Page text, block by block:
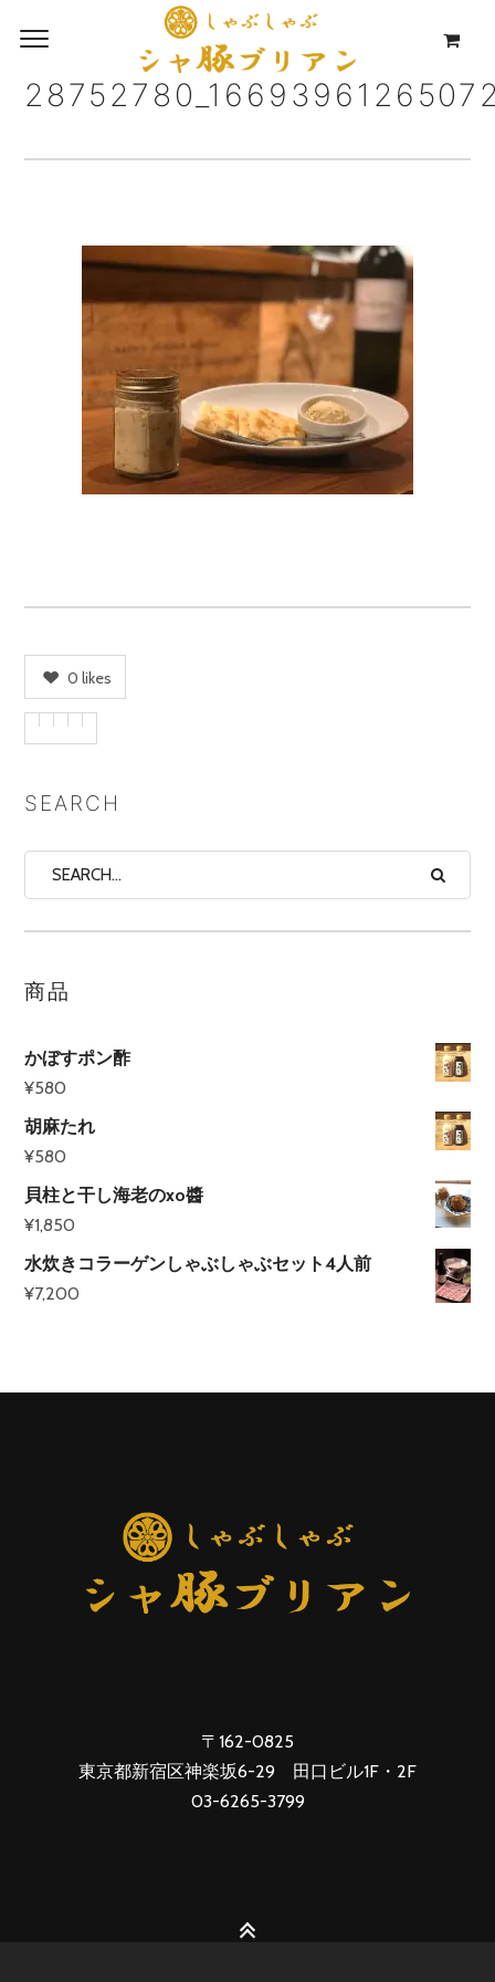
0 likes
SEARCH
商品
かぼすポン酢
¥580
胡麻たれ
¥580
貝柱と干し海老のxo醬
¥1,850
水炊きコラーゲンしゃぶしゃぶセット4人前
¥7,200
〒162-0825
東京都新宿区神楽坂6-29 田口ビル1F・2F
03-6265-3799